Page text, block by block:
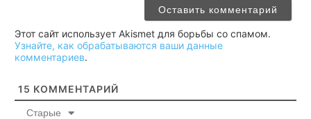
Этот сайт использует Akismet для борьбы со спамом.
Узнайте, как обрабатываются ваши данные
комментариев.
15 КОММЕНТАРИЙ
Старые